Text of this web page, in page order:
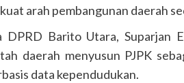
arah pembangunan daerah
DPRD Barito Utara, Suparjan
daerah menyusun PJPK
data kependudukan.